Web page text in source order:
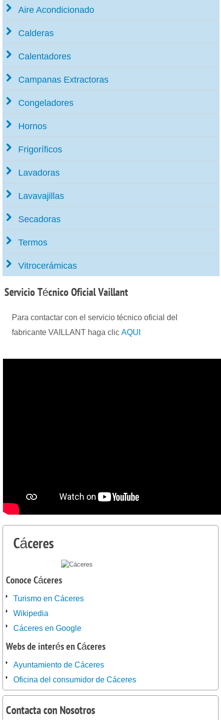
Aire Acondicionado
Calderas
Calentadores
Campanas Extractoras
Congeladores
Hornos
Frigoríficos
Lavadoras
Lavavajillas
Secadoras
Termos
Vitrocerámicas
ServicioTécnico Oficial Vaillant
Para contactar con el servicio técnico oficial del
fabricante VAILLANT haga clic AQUI
Cáceres
Conoce Cáceres
Turismo en Cáceres
Wikipedia
Cáceres en Google
Webs de interés en Cáceres
Ayuntamiento de Cáceres
Oficina del consumidor de Cáceres
Contacta con Nosotros